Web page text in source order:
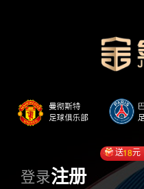
登录注册
送18元